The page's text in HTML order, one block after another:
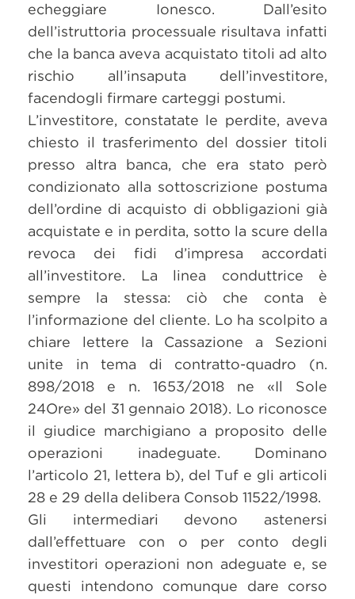
echeggiare Ionesco. Dall’esito
dell’istruttoria processuale risultava infatti
che la banca aveva acquistato titoli ad alto
rischio all’insaputa dell’investitore,
facendogli firmare carteggi postumi.
L’investitore, constatate le perdite, aveva
chiesto il trasferimento del dossier titoli
presso altra banca, che era stato però
condizionato alla sottoscrizione postuma
dell’ordine di acquisto di obbligazioni già
acquistate e in perdita, sotto la scure della
revoca dei fidi d’impresa accordati
all’investitore. La linea conduttrice è
sempre la stessa: ciò che conta è
l’informazione del cliente. Lo ha scolpito a
chiare lettere la Cassazione a Sezioni
unite in tema di contratto-quadro (n.
898/2018 e n. 1653/2018 ne «Il Sole
24Ore» del 31 gennaio 2018). Lo riconosce
il giudice marchigiano a proposito delle
operazioni inadeguate. Dominano
l’articolo 21, lettera b), del Tuf e gli articoli
28 e 29 della delibera Consob 11522/1998.
Gli intermediari devono astenersi
dall’effettuare con o per conto degli
investitori operazioni non adeguate e, se
questi intendono comunque dare corso